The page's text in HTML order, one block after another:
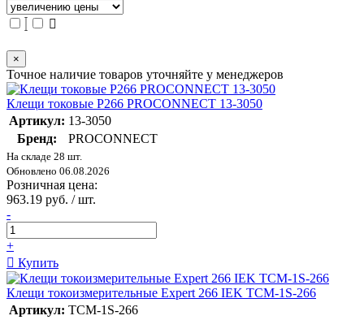
×
Точное наличие товаров уточняйте у менеджеров
Клещи токовые P266 PROCONNECT 13-3050
Артикул: 13-3050
Бренд:
PROCONNECT
На складе 28 шт.
Обновлено 06.08.2026
Розничная цена:
963.19 руб. / шт.
-
+
Купить
Клещи токоизмерительные Expert 266 IEK TCM-1S-266
Артикул: TCM-1S-266